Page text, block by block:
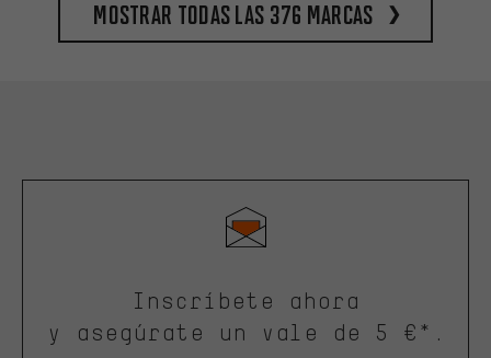
Mostrar todas las 376 marcas
Inscríbete ahora
y asegúrate un vale de 5 €*.